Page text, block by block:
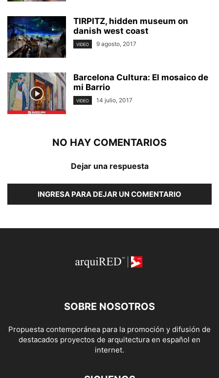
TIRPITZ, hidden museum on
danish west coast
VIDEO 9 agosto, 2017
Barcelona Cultura: El mosaico de
mi Barrio
VIDEO 14 julio, 2017
NO HAY COMENTARIOS
Dejar una respuesta
INGRESA PARA DEJAR UN COMENTARIO
SOBRE NOSOTROS
Propuesta contemporánea para la promoción y difusión de
destacados proyectos de arquitectura en español en
internet.